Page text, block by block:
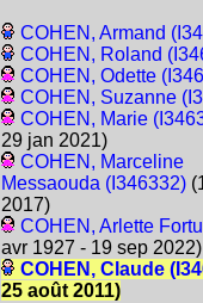
COHEN, Armand
COHEN, Roland
COHEN, Odette
COHEN, Suzanne
COHEN, Marie
29 jan 2021)
COHEN, Marceline
Messaouda (I346332)
2017)
COHEN, Arlette
avr 1927 - 19 sep 2022)
COHEN, Claude
25 août 2011)